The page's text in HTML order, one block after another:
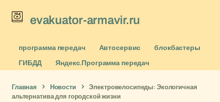
evakuator-armavir.ru
программа передач Автосервис
блокбастеры
ГИБДД
Яндекс.Программа передач
Главная Новости
Электровелосипеды: Экологичная
альтернатива для городской жизни